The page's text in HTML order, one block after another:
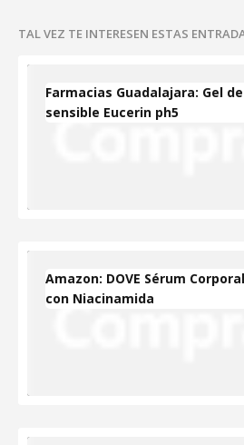
TAL VEZ TE INTERESEN ESTAS
Farmacias Guadalajara: Gel
sensible Eucerin ph5
Amazon: DOVE Sérum
con Niacinamida